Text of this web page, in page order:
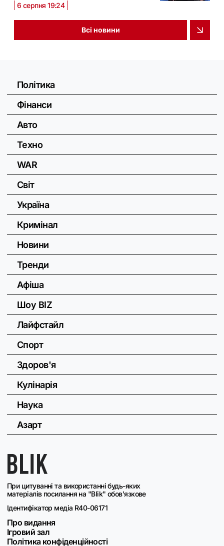
6 серпня 19:24
Всі новини
При цитуванні та використанні будь-яких
матеріалів посилання на "Blik" обов'язкове
Ідентифікатор медіа R40-06171
Про видання
Ігровий зал
Політика конфіденційності
Політика
Фінанси
Авто
Техно
WAR
Світ
Україна
Кримінал
Новини
Тренди
Афіша
Шоу BIZ
Лайфстайл
Спорт
Здоров'я
Кулінарія
Наука
Азарт